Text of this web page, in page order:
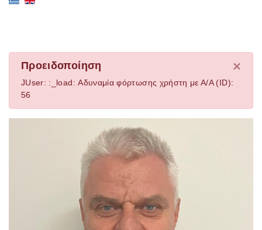
×
Προειδοποίηση
JUser: :_load: Αδυναμία φόρτωσης χρήστη με Α/Α (ID):
56